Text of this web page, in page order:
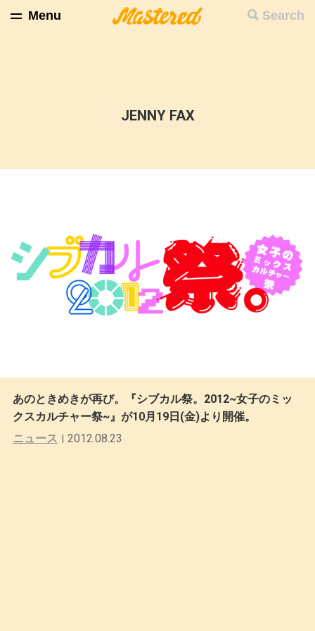
Search
Menu
JENNY FAX
あのときめきが再び。『シブカル祭。2012~女子のミッ
クスカルチャー祭~』が10月19日(金)より開催。
ニュース
2012.08.23